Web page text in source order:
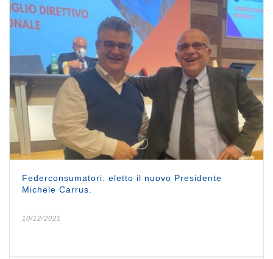
Federconsumatori: eletto il nuovo Presidente
Michele Carrus.
10/12/2021